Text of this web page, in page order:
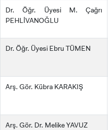
Dr. Öğr. Üyesi M. Çağrı
PEHLİVANOĞLU
Dr. Öğr. Üyesi Ebru TÜMEN
Arş. Gör. Kübra KARAKIŞ
Arş. Gör. Dr. Melike YAVUZ